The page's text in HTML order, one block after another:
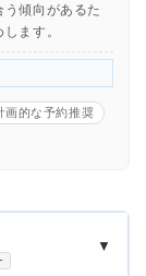
傾向があるた
ます。
画的な予約推奨
▼